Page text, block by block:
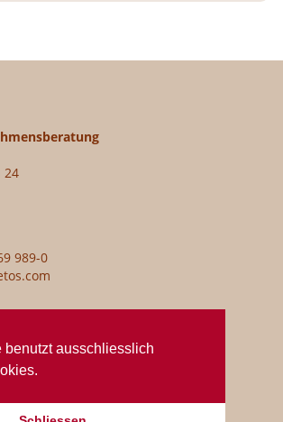
24
989-0
benutzt ausschliesslich